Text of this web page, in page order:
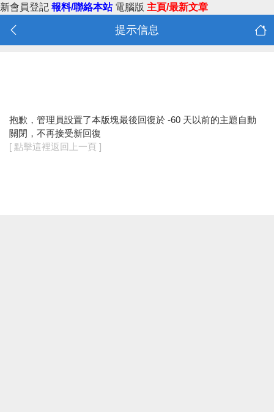
新會員登記 報料/聯絡本站 電腦版 主頁/最新文章
提示信息
抱歉，管理員設置了本版塊最後回復於 -60 天以前的主題自動
關閉，不再接受新回復
[ 點擊這裡返回上一頁 ]